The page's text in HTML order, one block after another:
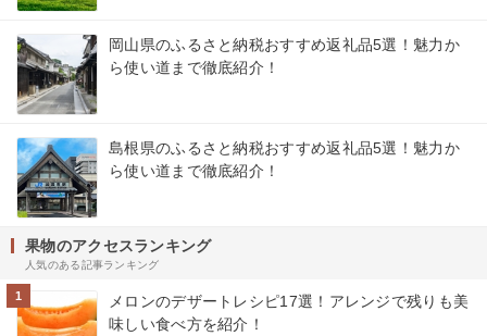
岡山県のふるさと納税おすすめ返礼品5選！魅力か
ら使い道まで徹底紹介！
島根県のふるさと納税おすすめ返礼品5選！魅力か
ら使い道まで徹底紹介！
果物のアクセスランキング
人気のある記事ランキング
1
メロンのデザートレシピ17選！アレンジで残りも美
味しい食べ方を紹介！